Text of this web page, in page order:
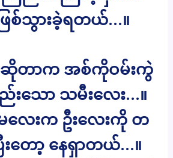
ဖြစ်သွားခဲ့ရတယ်…။
ဆိုတာက အစ်ကိုဝမ်းကွဲ
သော သမီးလေး…။
လေးက ဦးလေးကို တ
းတော့ နေရှာတယ်…။